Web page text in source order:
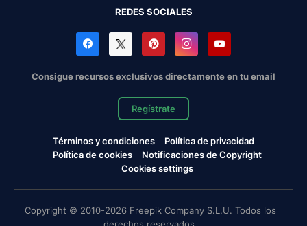
REDES SOCIALES
Consigue recursos exclusivos directamente en tu email
Regístrate
Términos y condiciones
Política de privacidad
Política de cookies
Notificaciones de Copyright
Cookies settings
Copyright © 2010-2026 Freepik Company S.L.U. Todos los